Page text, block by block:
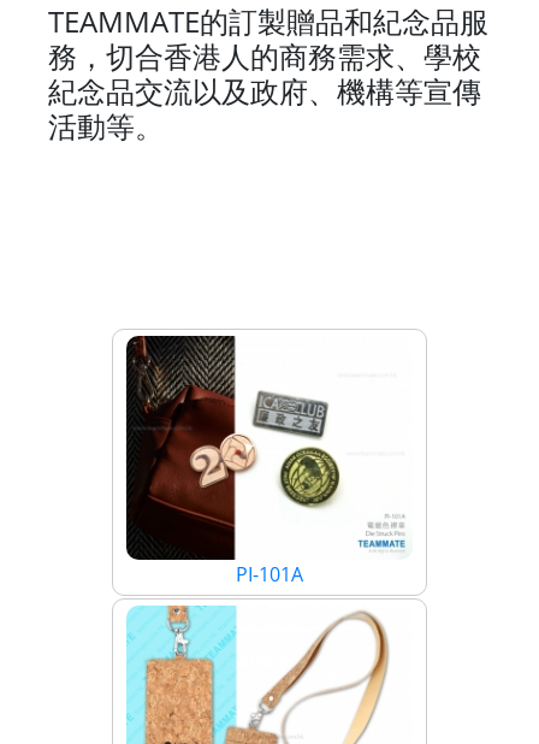
TEAMMATE的訂製贈品和紀念品服
務，切合香港人的商務需求、學校
紀念品交流以及政府、機構等宣傳
活動等。
PI-101A